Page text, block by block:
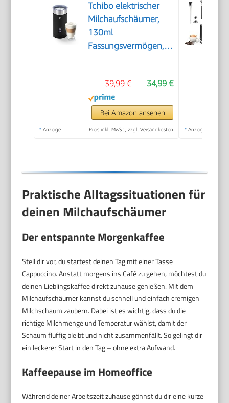
Tchibo elektrischer
Milchaufschäumer,
130ml
Fassungsvermögen,
Antihaftbeschichtung,
warmer und kalter
Milchschaum, für
Latte Macchiato,
34,99 €
39,99 €
Bei Amazon ansehen
* Anzeige Preis inkl. MwSt., zzgl. Versandkosten * Anzeige
Praktische Alltagssituationen für
deinen Milchaufschäumer
Der entspannte Morgenkaffee
Stell dir vor, du startest deinen Tag mit einer Tasse
Cappuccino. Anstatt morgens ins Café zu gehen, möchtest du
deinen Lieblingskaffee direkt zuhause genießen. Mit dem
Milchaufschäumer kannst du schnell und einfach cremigen
Milchschaum zaubern. Dabei ist es wichtig, dass du die
richtige Milchmenge und Temperatur wählst, damit der
Schaum fluffig bleibt und nicht zusammenfällt. So gelingt dir
ein leckerer Start in den Tag – ohne extra Aufwand.
Kaffeepause im Homeoffice
Während deiner Arbeitszeit zuhause gönnst du dir eine kurze